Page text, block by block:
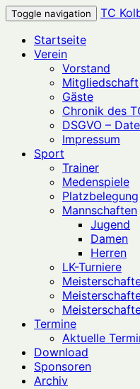
Toggle navigation
TC
Startseite
Verein
Vorstand
Mitgliedschaft
Gäste
Chronik des
DSGVO –
Impressum
Sport
Trainer
Medenspiele
Platzbelegung
Mannschaften
Jugend
Damen
Herren
LK-Turniere
Termine
Aktuelle
Download
Sponsoren
Archiv